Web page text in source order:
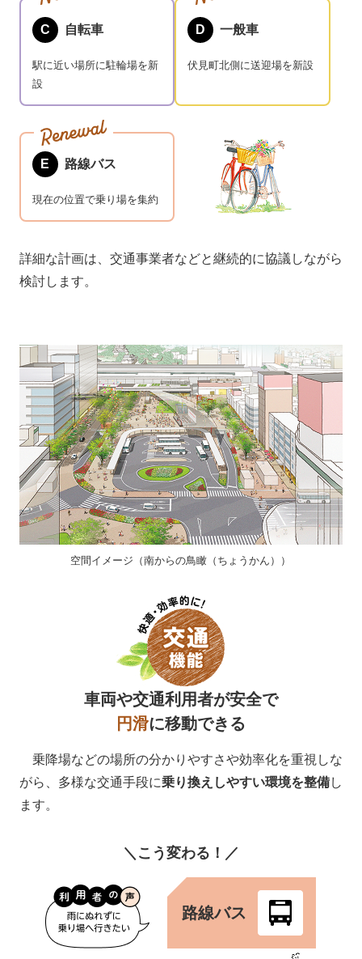
C 自転車
駅に近い場所に駐輪場を新
設
D 一般車
伏見町北側に送迎場を新設
E 路線バス
現在の位置で乗り場を集約
詳細な計画は、交通事業者などと継続的に協議しながら
検討します。
空間イメージ（南からの鳥瞰（ちょうかん））
車両や交通利用者が安全で
円滑に移動できる
乗降場などの場所の分かりやすさや効率化を重視しな
がら、多様な交通手段に乗り換えしやすい環境を整備し
ます。
＼こう変わる！／
路線バス